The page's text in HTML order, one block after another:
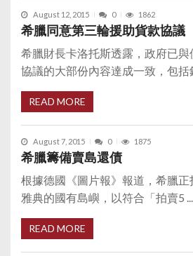
August 12, 2015 0 1862
希臘同意第三輪援助貨款協議
希臘財長卡洛托斯透露，政府已
協議的大部份內容達成一致，包括銀
READ MORE
August 7, 2015 0 1875
希臘籌備賣島還債
根據德國《圖片報》報道，希臘
雅典的國有島嶼，以符合「拍賣5 ...
READ MORE